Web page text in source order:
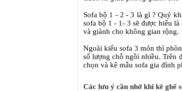
Sofa bộ 1 - 2 - 3 là gì ? Quý
sofa bộ 1 - 1- 3 sẽ được hiểu
và giành cho không gian rộng.
Ngoài kiểu sofa 3 món thì
số lượng chỗ ngồi nhiều. Trên
chọn và kê mẫu sofa gia đình
Các lưu ý cần nhớ khi kê ghế